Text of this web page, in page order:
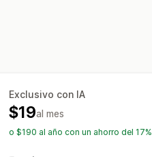
por SMS
emergentes
y exportar
Exclusivo con IA
$19al mes
o $190 al año con un ahorro del 17%